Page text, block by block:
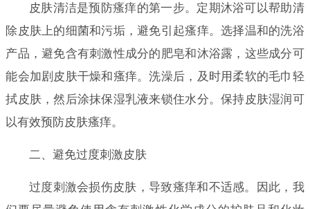
皮肤清洁是预防瘙痒的第一步。定期沐浴可以帮助清
除皮肤上的细菌和污垢，避免引起瘙痒。选择温和的洗浴
产品，避免含有刺激性成分的肥皂和沐浴露，这些成分可
能会加剧皮肤干燥和瘙痒。洗澡后，及时用柔软的毛巾轻
拭皮肤，然后涂抹保湿乳液来锁住水分。保持皮肤湿润可
以有效预防皮肤瘙痒。
二、避免过度刺激皮肤
过度刺激会损伤皮肤，导致瘙痒和不适感。因此，我